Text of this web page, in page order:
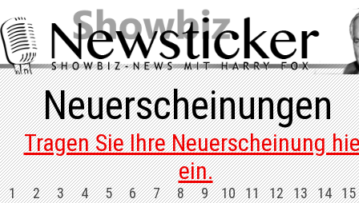
Neuerscheinungen
Tragen Sie Ihre Neuerscheinung
ein.
1 2 3 4 5 6 7 8 9 10 11 12 13 14 15